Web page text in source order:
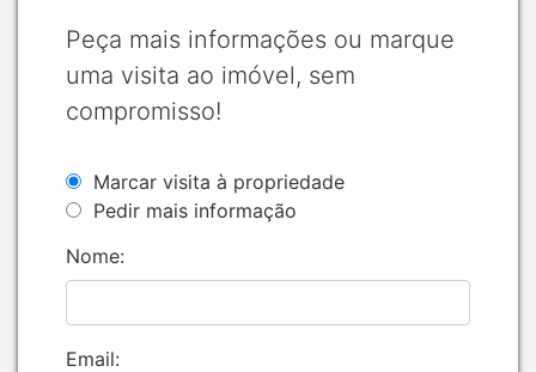
Peça mais informações ou marque
uma visita ao imóvel, sem
compromisso!
Marcar visita à propriedade
Pedir mais informação
Nome:
Email: